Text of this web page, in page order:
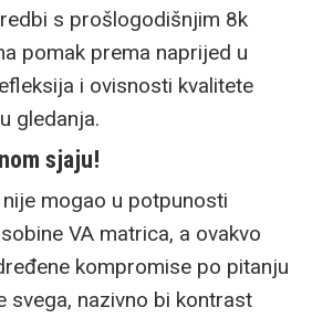
s prošlogodišnjim 8k
pomak prema naprijed u
i ovisnosti kvalitete
gledanja.
sjaju!
nije mogao u potpunosti
VA matrica, a ovakvo
kompromise po pitanju
svega, nazivno bi kontrast